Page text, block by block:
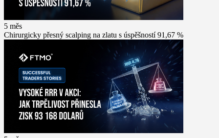
5 měs
Chirurgicky přesný scalping na zlatu s úspěšností 91,67 %